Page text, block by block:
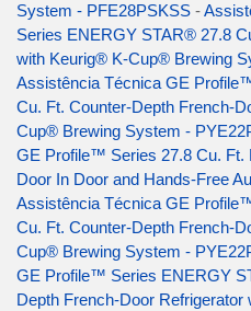
System - PFE28PSKSS -
Series ENERGY STAR® 27.8
with Keurig® K-Cup® Brewing
Assistência Técnica GE
Cu. Ft. Counter-Depth French-
Cup® Brewing System -
GE Profile™ Series 27.8 Cu. Ft.
Door In Door and Hands-Free
Assistência Técnica GE
Cu. Ft. Counter-Depth French-
Cup® Brewing System -
GE Profile™ Series ENERGY
Depth French-Door Refrigerator